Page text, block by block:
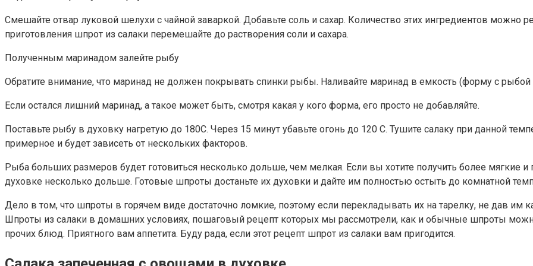
Смешайте отвар луковой шелухи с чайной заваркой. Добавьте соль и сахар. Количество этих ингредиентов можно
приготовления шпрот из салаки перемешайте до растворения соли и сахара.
Полученным маринадом залейте рыбу
Обратите внимание, что маринад не должен покрывать спинки рыбы. Наливайте маринад в емкость (форму с рыбой
Если остался лишний маринад, а такое может быть, смотря какая у кого форма, его просто не добавляйте.
Поставьте рыбу в духовку нагретую до 180С. Через 15 минут убавьте огонь до 120 С. Тушите салаку при данной
примерное и будет зависеть от нескольких факторов.
Рыба больших размеров будет готовиться несколько дольше, чем мелкая. Если вы хотите получить более
духовке несколько дольше. Готовые шпроты достаньте их духовки и дайте им полностью остыть до комнатной
Дело в том, что шпроты в горячем виде достаточно ломкие, поэтому если перекладывать их на тарелку, не дав им
Шпроты из салаки в домашних условиях, пошаговый рецепт которых мы рассмотрели, как и обычные шпроты
прочих блюд. Приятного вам аппетита. Буду рада, если этот рецепт шпрот из салаки вам пригодится.